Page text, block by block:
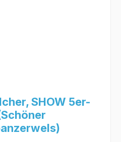
SHOW 5er-